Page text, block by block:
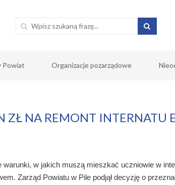
Powiat Organizacje pozarządowe
NA REMONT INTERNATU
warunki, w jakich muszą mieszkać uczniowie w
Zarząd Powiatu w Pile podjął decyzję o